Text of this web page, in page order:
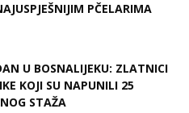
PČELARIMA
U BOSNALIJEKU: ZLATNICI
KOJI SU NAPUNILI 25
STAŽA